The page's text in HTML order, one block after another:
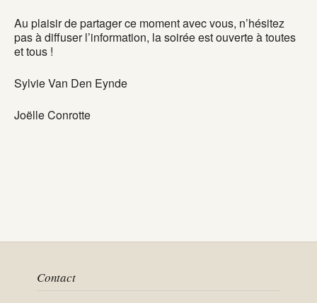
Au plaisir de partager ce moment avec vous, n’hésitez
pas à diffuser l’information, la soirée est ouverte à toutes
et tous !
Sylvie Van Den Eynde
Joëlle Conrotte
Contact